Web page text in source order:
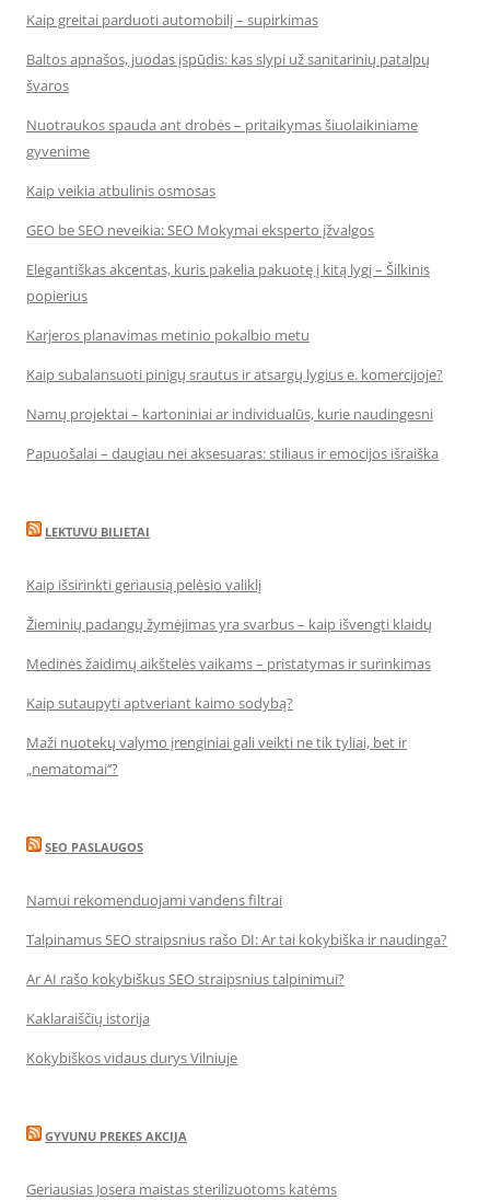
Kaip greitai parduoti automobilį – supirkimas
Baltos apnašos, juodas įspūdis: kas slypi už sanitarinių patalpų
švaros
Nuotraukos spauda ant drobės – pritaikymas šiuolaikiniame
gyvenime
Kaip veikia atbulinis osmosas
GEO be SEO neveikia: SEO Mokymai eksperto įžvalgos
Elegantiškas akcentas, kuris pakelia pakuotę į kitą lygį – Šilkinis
popierius
Karjeros planavimas metinio pokalbio metu
Kaip subalansuoti pinigų srautus ir atsargų lygius e. komercijoje?
Namų projektai – kartoniniai ar individualūs, kurie naudingesni
Papuošalai – daugiau nei aksesuaras: stiliaus ir emocijos išraiška
LEKTUVU BILIETAI
Kaip išsirinkti geriausią pelėsio valiklį
Žieminių padangų žymėjimas yra svarbus – kaip išvengti klaidų
Medinės žaidimų aikštelės vaikams – pristatymas ir surinkimas
Kaip sutaupyti aptveriant kaimo sodybą?
Maži nuotekų valymo įrenginiai gali veikti ne tik tyliai, bet ir
„nematomai‘‘?
SEO PASLAUGOS
Namui rekomenduojami vandens filtrai
Talpinamus SEO straipsnius rašo DI: Ar tai kokybiška ir naudinga?
Ar AI rašo kokybiškus SEO straipsnius talpinimui?
Kaklaraiščių istorija
Kokybiškos vidaus durys Vilniuje
GYVUNU PREKES AKCIJA
Geriausias Josera maistas sterilizuotoms katėms